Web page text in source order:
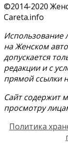
©2014-2020
Careta.info
Использование
на Женском
допускается
редакции и с
прямой ссылки
Сайт содержит
просмотру
Политика